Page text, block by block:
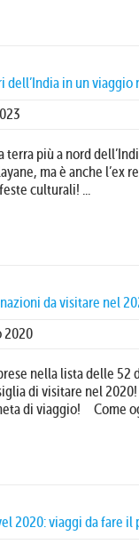
dell’India in un viaggio
terra più a nord
ma è anche l’ex
culturali! ...
da visitare nel
2020
nella lista delle 52
di visitare nel
di viaggio! Come
2020: viaggi da fare